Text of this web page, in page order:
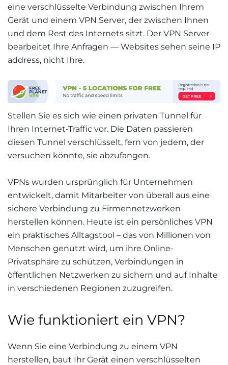
eine verschlüsselte Verbindung zwischen Ihrem
Gerät und einem VPN Server, der zwischen Ihnen
und dem Rest des Internets sitzt. Der VPN Server
bearbeitet Ihre Anfragen — Websites sehen seine IP
address, nicht Ihre.
Stellen Sie es sich wie einen privaten Tunnel für
Ihren Internet-Traffic vor. Die Daten passieren
diesen Tunnel verschlüsselt, fern von jedem, der
versuchen könnte, sie abzufangen.
VPNs wurden ursprünglich für Unternehmen
entwickelt, damit Mitarbeiter von überall aus eine
sichere Verbindung zu Firmennetzwerken
herstellen können. Heute ist ein persönliches VPN
ein praktisches Alltagstool – das von Millionen von
Menschen genutzt wird, um ihre Online-
Privatsphäre zu schützen, Verbindungen in
öffentlichen Netzwerken zu sichern und auf Inhalte
in verschiedenen Regionen zuzugreifen.
Wie funktioniert ein VPN?
Wenn Sie eine Verbindung zu einem VPN
herstellen, baut Ihr Gerät einen verschlüsselten